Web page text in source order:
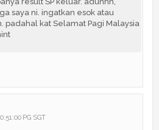
saya ni. ingatkan esok atau
padahal kat Selamat Pagi Malaysia
PG SGT